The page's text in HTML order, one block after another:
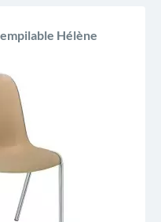
Hélène